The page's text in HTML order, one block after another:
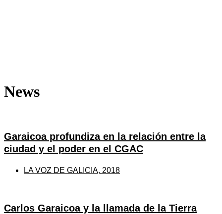
News
Garaicoa profundiza en la relación entre la
ciudad y el poder en el CGAC
LA VOZ DE GALICIA, 2018
Carlos Garaicoa y la llamada de la Tierra